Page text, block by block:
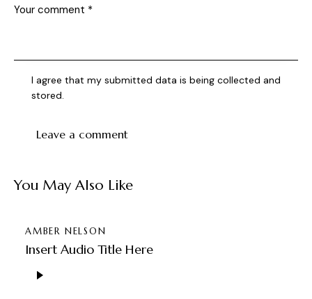
I agree that my submitted data is being collected and
stored.
You May Also Like
AMBER NELSON
Insert Audio Title Here
plików